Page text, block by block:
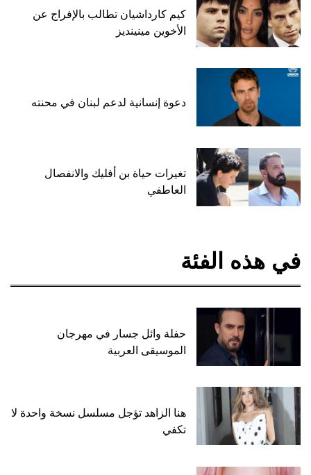
كيم كارداشيان تطالب بالإفراج عن
الأخوين مينينديز
دعوة إنسانية لدعم لبنان في محنته
تغيرات حياة بن أفليك والانفصال
العاطفي
في هذه الفئة
حفلة وائل جسار في مهرجان
الموسيقى العربية
هنا الزاهد تؤجل مسلسل نسخة واحدة لا
تكفي